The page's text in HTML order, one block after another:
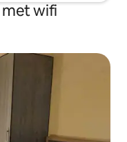
wifi